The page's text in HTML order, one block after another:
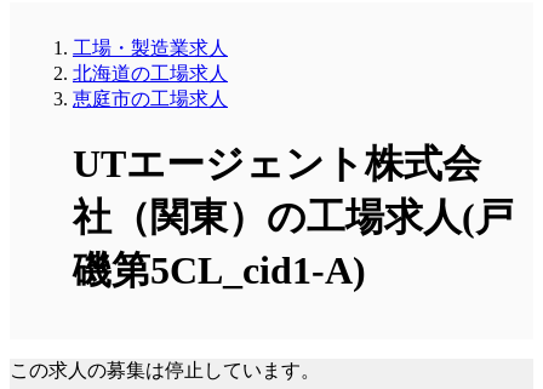
工場・製造業求人
北海道の工場求人
恵庭市の工場求人
UTエージェント株式会
社（関東）の工場求人(戸
磯第5CL_cid1-A)
この求人の募集は停止しています。